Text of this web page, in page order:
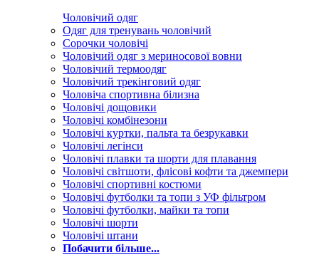
Чоловічий одяг
Одяг для тренувань чоловічий
Сорочки чоловічі
Чоловічий одяг з мериносової вовни
Чоловічий термоодяг
Чоловічий трекінговий одяг
Чоловіча спортивна білизна
Чоловічі дощовики
Чоловічі комбінезони
Чоловічі куртки, пальта та безрукавки
Чоловічі легінси
Чоловічі плавки та шорти для плавання
Чоловічі світшоти, флісові кофти та джемпери
Чоловічі спортивні костюми
Чоловічі футболки та топи з УФ фільтром
Чоловічі футболки, майки та топи
Чоловічі шорти
Чоловічі штани
Побачити більше...